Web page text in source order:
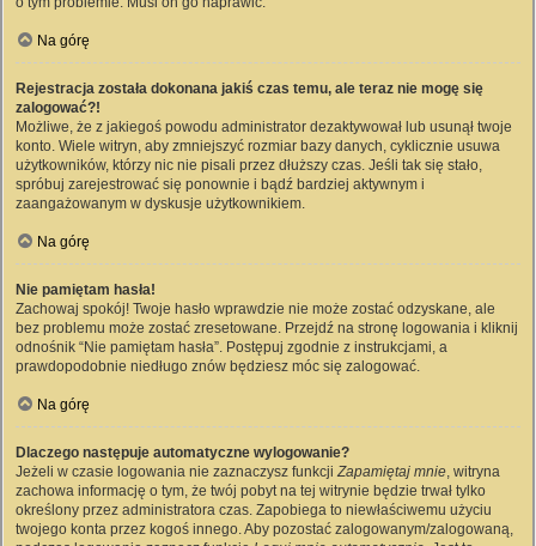
Na górę
Rejestracja została dokonana jakiś czas temu, ale teraz nie mogę się
zalogować?!
Możliwe, że z jakiegoś powodu administrator dezaktywował lub usunął twoje
konto. Wiele witryn, aby zmniejszyć rozmiar bazy danych, cyklicznie usuwa
użytkowników, którzy nic nie pisali przez dłuższy czas. Jeśli tak się stało,
spróbuj zarejestrować się ponownie i bądź bardziej aktywnym i
zaangażowanym w dyskusje użytkownikiem.
Na górę
Nie pamiętam hasła!
Zachowaj spokój! Twoje hasło wprawdzie nie może zostać odzyskane, ale
bez problemu może zostać zresetowane. Przejdź na stronę logowania i kliknij
odnośnik “Nie pamiętam hasła”. Postępuj zgodnie z instrukcjami, a
prawdopodobnie niedługo znów będziesz móc się zalogować.
Na górę
Dlaczego następuje automatyczne wylogowanie?
Jeżeli w czasie logowania nie zaznaczysz funkcjiZapamiętaj mnie, witryna
zachowa informację o tym, że twój pobyt na tej witrynie będzie trwał tylko
określony przez administratora czas. Zapobiega to niewłaściwemu użyciu
twojego konta przez kogoś innego. Aby pozostać zalogowanym/zalogowaną,